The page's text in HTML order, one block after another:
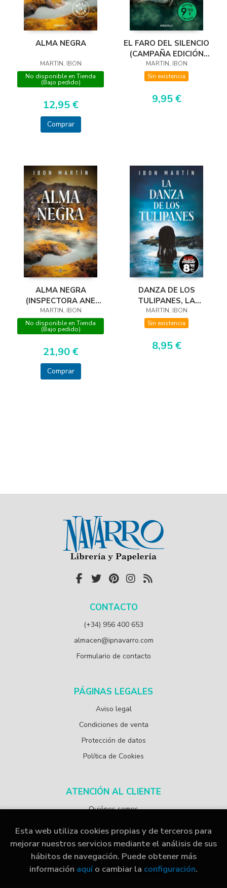
ALMA NEGRA
MARTIN, IBON
No disponible en Tienda
(Bajo pedido)
12,95 €
Comprar
EL FARO DEL SILENCIO
(CAMPAÑA EDICIÓN
LIMITADA)
MARTIN, IBON
Sin existencia
9,95 €
ALMA NEGRA
(INSPECTORA ANE
CESTERO 4)
MARTIN, IBON
No disponible en Tienda
(Bajo pedido)
21,90 €
Comprar
DANZA DE LOS
TULIPANES, LA
(BLACK FRIDAY
MARTIN, IBON
Sin existencia
8,95 €
CONTACTO
(+34) 956 400 653
almacen@ipnavarro.com
Formulario de contacto
PÁGINAS LEGALES
Aviso legal
Condiciones de venta
Protección de datos
Política de Cookies
ATENCIÓN AL CLIENTE
Quiénes somos
2026 ©Librería Papelería Navarro. Todos los Derechos
Reservados |Grupo Trevenque
Esta web utiliza cookies propias y de terceros para
mejorar nuestros servicios mediante el análisis de sus
hábitos de navegación. Puede obtener más
información aquío cambiar la configuración.